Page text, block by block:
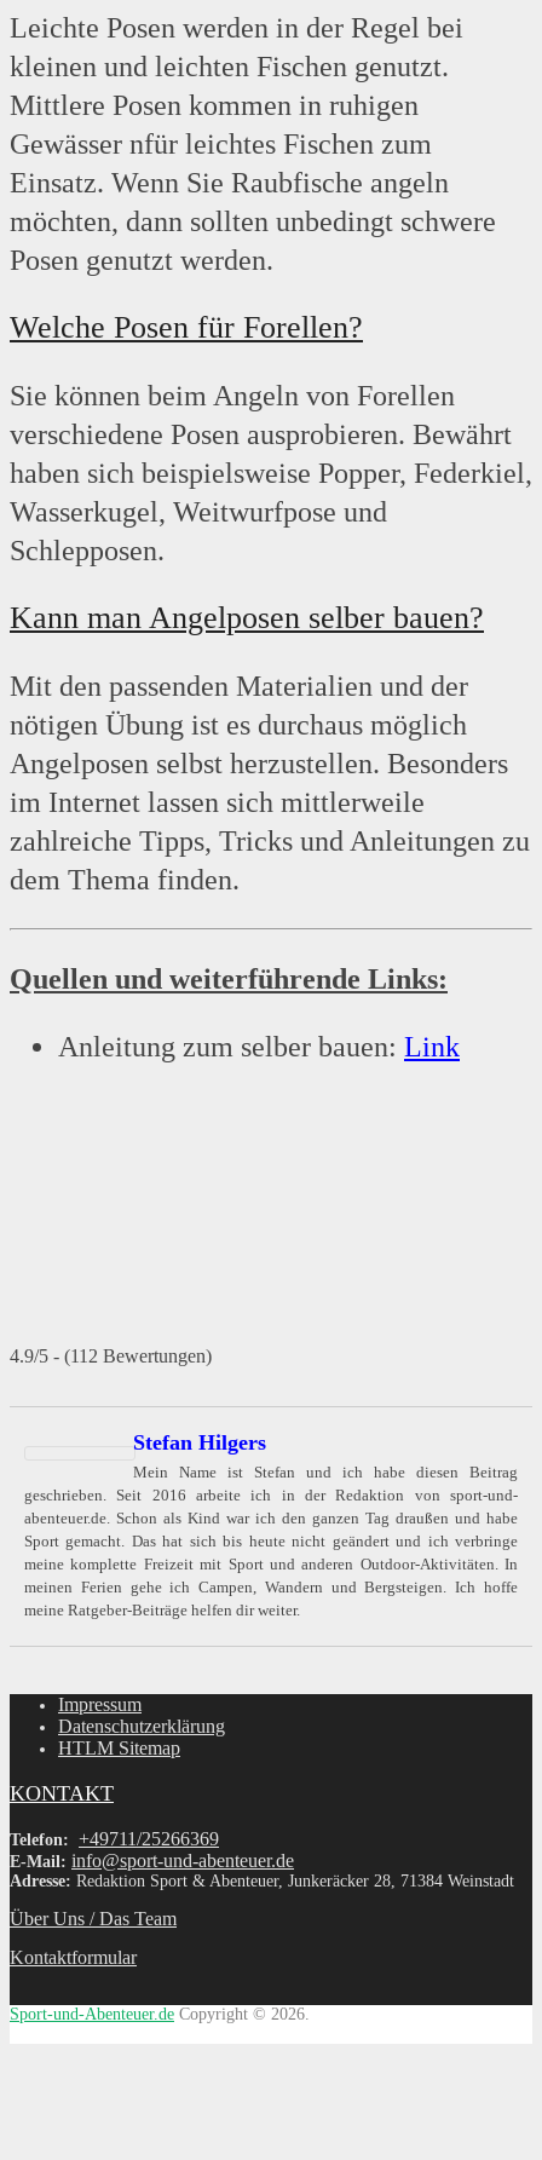
Leichte Posen werden in der Regel bei
kleinen und leichten Fischen genutzt.
Mittlere Posen kommen in ruhigen
Gewässer nfür leichtes Fischen zum
Einsatz. Wenn Sie Raubfische angeln
möchten, dann sollten unbedingt schwere
Posen genutzt werden.
Welche Posen für Forellen?
Sie können beim Angeln von Forellen
verschiedene Posen ausprobieren. Bewährt
haben sich beispielsweise Popper, Federkiel,
Wasserkugel, Weitwurfpose und
Schlepposen.
Kann man Angelposen selber bauen?
Mit den passenden Materialien und der
nötigen Übung ist es durchaus möglich
Angelposen selbst herzustellen. Besonders
im Internet lassen sich mittlerweile
zahlreiche Tipps, Tricks und Anleitungen zu
dem Thema finden.
Quellen und weiterführende Links:
Anleitung zum selber bauen: Link
4.9/5 - (112 Bewertungen)
Stefan Hilgers
Mein Name ist Stefan und ich habe diesen Beitrag
geschrieben. Seit 2016 arbeite ich in der Redaktion von sport-und-
abenteuer.de. Schon als Kind war ich den ganzen Tag draußen und habe
Sport gemacht. Das hat sich bis heute nicht geändert und ich verbringe
meine komplette Freizeit mit Sport und anderen Outdoor-Aktivitäten. In
meinen Ferien gehe ich Campen, Wandern und Bergsteigen. Ich hoffe
meine Ratgeber-Beiträge helfen dir weiter.
Impressum
Datenschutzerklärung
HTLM Sitemap
KONTAKT
Telefon: +49711/25266369
E-Mail: info@sport-und-abenteuer.de
Adresse: Redaktion Sport & Abenteuer, Junkeräcker 28, 71384 Weinstadt
Über Uns / Das Team
Kontaktformular
Sport-und-Abenteuer.de Copyright © 2026.